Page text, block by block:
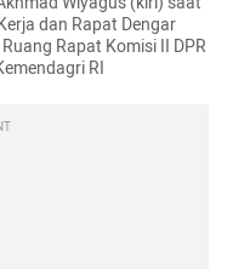
dan Rapat Dengar
Rapat Komisi II DPR
RI